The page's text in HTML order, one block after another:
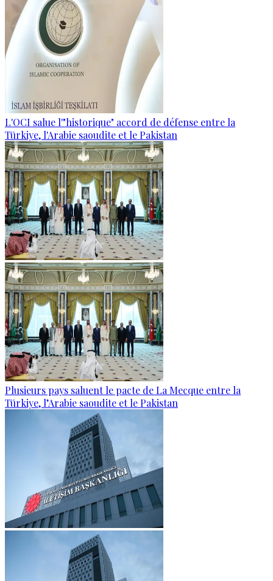
L'OCI salue l'"historique" accord de défense entre la
Türkiye, l'Arabie saoudite et le Pakistan
Plusieurs pays saluent le pacte de La Mecque entre la
Türkiye, l’Arabie saoudite et le Pakistan